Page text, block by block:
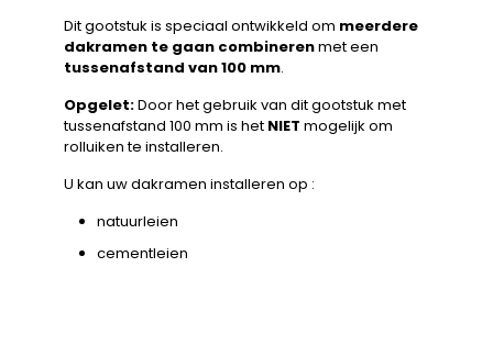
Dit gootstuk is speciaal ontwikkeld om meerdere
dakramen te gaan combinerenmet een
tussenafstand van 100 mm.
Opgelet:Door het gebruik van dit gootstuk met
tussenafstand 100 mm is het NIET mogelijk om
rolluiken te installeren.
U kan uw dakramen installeren op :
natuurleien
cementleien